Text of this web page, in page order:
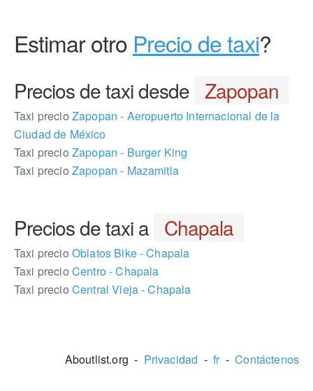
Estimar otro Precio de taxi?
Precios de taxi desde Zapopan
Taxi precio Zapopan - Aeropuerto Internacional de la
Ciudad de México
Taxi precio Zapopan - Burger King
Taxi precio Zapopan - Mazamitla
Precios de taxi a Chapala
Taxi precio Oblatos Bike - Chapala
Taxi precio Centro - Chapala
Taxi precio Central Vieja - Chapala
Aboutlist.org - Privacidad -fr-Contáctenos